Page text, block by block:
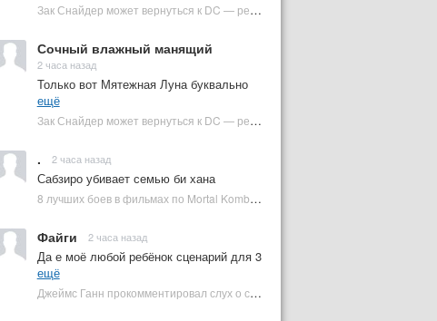
Зак Снайдер может вернуться к DC — режиссер общался с Warner Bros. (фото) | Plugged In Ru
Сочный влажный манящий
2 часа назад
Только вот Мятежная Луна буквально
ещё
Зак Снайдер может вернуться к DC — режиссер общался с Warner Bros. (фото) | Plugged In Ru
. 2 часа назад
Сабзиро убивает семью би хана
8 лучших боев в фильмах по Mortal Kombat: от «Смертельной битвы» до «Мортал Комбат 2» | Plugged In Ru
Файги 2 часа назад
Да е моё любой ребёнок сценарий для 3
ещё
Джеймс Ганн прокомментировал слух о съемках «Бэтмена 3» | Plugged In Ru